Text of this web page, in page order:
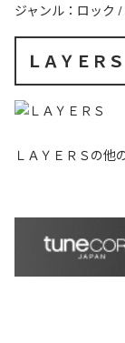
ジャンル： ロック /
ＬＡＹＥＲＳ
ＬＡＹＥＲＳの他